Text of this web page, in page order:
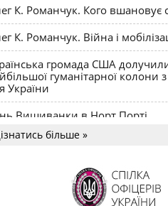
К. Романчук. Кого вшановує
К. Романчук. Війна і
громада США
гуманітарної колони
України
Вишиванки в Норт Порті
MAGNUM Олега К. Романчука
більше »